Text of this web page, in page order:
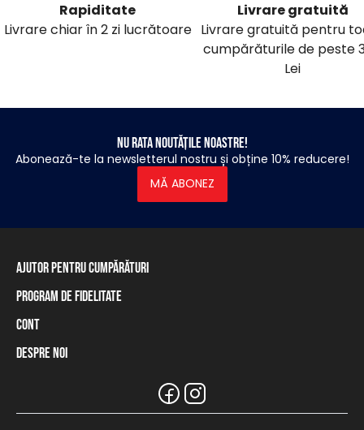
Rapiditate
Livrare chiar în 2 zi lucrătoare
Livrare gratuită
Livrare gratuită pentru
cumpărăturile de peste
Lei
Nu rata noutățile noastre!
Abonează-te la newsletterul nostru și obține 10% reducere!
MĂ ABONEZ
Ajutor pentru cumpărături
Informații privind livrarea
Modalități de plată
Tabel de mărimi
Magazinele noastre și distribuitorii
Program de fidelitate
Programul de fidelitate
Soldul cardului de fidelitate
Cont
Autentificare / Înregistrare
Despre noi
Informații pentru distribuitori